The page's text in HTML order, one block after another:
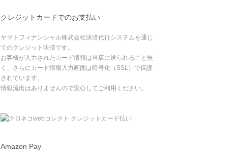
クレジットカードでのお支払い
ヤマトフィナンシャル株式会社決済代行システムを通じ
てのクレジット決済です。
お客様が入力されたカード情報は当店に送られること無
く、さらにカード情報入力画面は暗号化（SSL）で保護
されています。
情報流出はありませんので安心してご利用ください。
Amazon Pay